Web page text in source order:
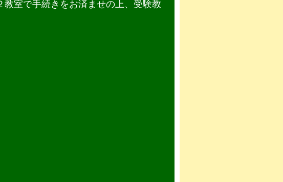
室で手続きをお済ませの上、受験教